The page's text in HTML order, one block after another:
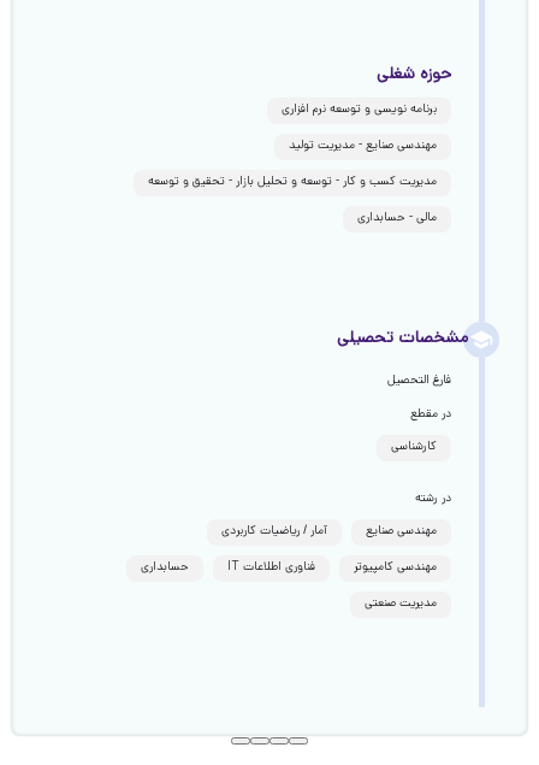
حوزه شغلی
برنامه نویسی و توسعه نرم افزاری
مهندسی صنایع - مدیریت تولید
مدیریت کسب و کار - توسعه و تحلیل بازار - تحقیق و توسعه
مالی - حسابداری
مشخصات تحصیلی
فارغ التحصیل
در مقطع
کارشناسی
در رشته
مهندسی صنایع
آمار / ریاضیات کاربردی
مهندسی کامپیوتر
فناوری اطلاعات IT
حسابداری
مدیریت صنعتی